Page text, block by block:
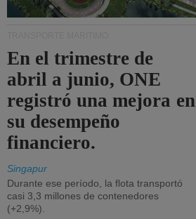
En el trimestre de
abril a junio, ONE
registró una mejora en
su desempeño
financiero.
Singapur
Durante ese período, la flota transportó
casi 3,3 millones de contenedores
(+2,9%).